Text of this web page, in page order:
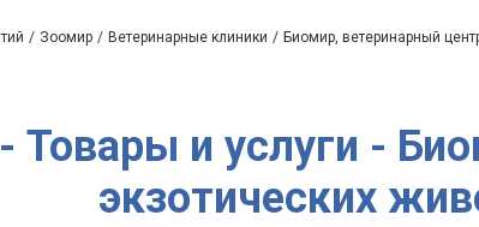
Зоомир Ветеринарные клиники Биомир, ветеринарный
Товары и услуги -
экзотических